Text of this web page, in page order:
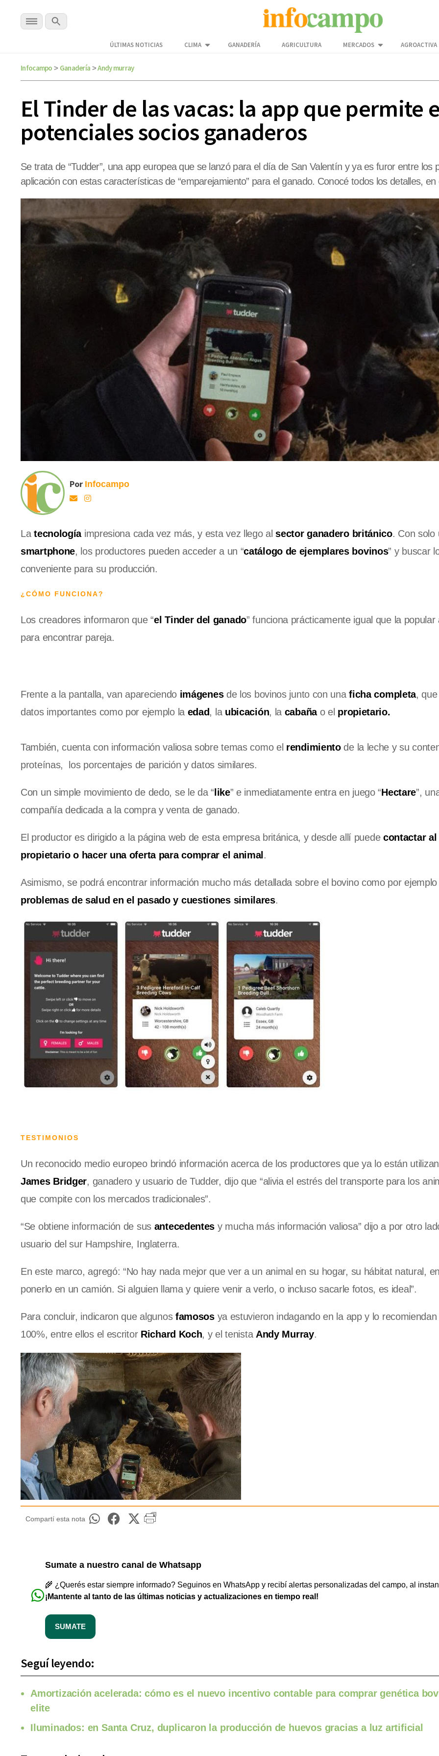
ÚLTIMAS NOTICIAS CLIMA GANADERÍA AGRICULTURA MERCADOS AGROACTIVA
Infocampo > Ganadería >Andy murray
El Tinder de las vacas: la app que permite
potenciales socios ganaderos
Se trata de “Tudder”, una app europea que se lanzó para el día de San Valentín y ya es furor entre
aplicación con estas características de “emparejamiento” para el ganado. Conocé todos los detalles, en
Por Infocampo
Latecnologíaimpresiona cada vez más, y esta vez llego alsector ganadero británico. Con solo
smartphone, los productores pueden acceder a un “catálogo de ejemplares bovinos” y buscar
conveniente para su producción.
¿CÓMO FUNCIONA?
Los creadores informaron que “el Tinder del ganado” funciona prácticamente igual que la popular
para encontrar pareja.
Frente a la pantalla, van apareciendo imágenesde los bovinos junto con unaficha completa,
datos importantes como por ejemplo la edad, la ubicación, la cabañao el propietario.
También, cuenta con información valiosa sobre temas como el rendimientode la leche y su
proteínas, los porcentajes de parición y datos similares.
Con un simple movimiento de dedo, se le da “ like” e inmediatamente entra en juego “Hectare”,
compañía dedicada a la compra y venta de ganado.
El productor es dirigido a la página web de esta empresa británica, y desde allí puede contactar al
propietario o hacer una oferta para comprar el animal .
Asimismo, se podrá encontrar información mucho más detallada sobre el bovino como por ejemplo
problemas de salud en el pasado y cuestiones similares.
TESTIMONIOS
Un reconocido medio europeo brindó información acerca de los productores que ya lo están
James Bridger, ganadero y usuario de Tudder, dijo que “alivia el estrés del transporte para los
que compite con los mercados tradicionales”.
“Se obtiene información de sus antecedentes y mucha más información valiosa” dijo a por otro
usuario del sur Hampshire, Inglaterra.
En este marco, agregó: “No hay nada mejor que ver a un animal en su hogar, su hábitat natural,
ponerlo en un camión. Si alguien llama y quiere venir a verlo, o incluso sacarle fotos, es ideal”.
Para concluir, indicaron que algunos famososya estuvieron indagando en la app y lo recomiendan
100%, entre ellos el escritor Richard Koch, y el tenista Andy Murray.
Compartí esta nota
Sumate a nuestro canal de Whatsapp
🌾 ¿Querés estar siempre informado? Seguinos en WhatsApp y recibí alertas personalizadas del campo, al
¡Mantente al tanto de las últimas noticias y actualizaciones en tiempo real!
SUMATE
Seguí leyendo:
Amortización acelerada: cómo es el nuevo incentivo contable para comprar genética
elite
Iluminados: en Santa Cruz, duplicaron la producción de huevos gracias a luz artificial